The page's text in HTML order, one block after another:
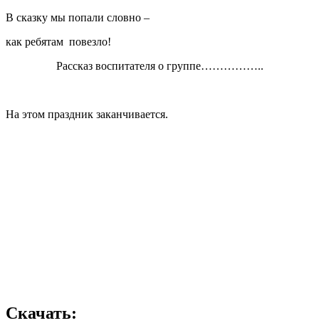
В сказку мы попали словно –
как ребятам повезло!
Рассказ воспитателя о группе……………..
На этом праздник заканчивается.
Скачать: